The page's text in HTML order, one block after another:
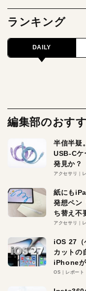
ランキング
DAILY
編集部のおす
半信半疑
USB-Cケ
発見か？
アクセサリ
紙にも
発想ペン
ち替え不
アクセサリ
iOS 27（
カットの
iPhoneが
OS レポート